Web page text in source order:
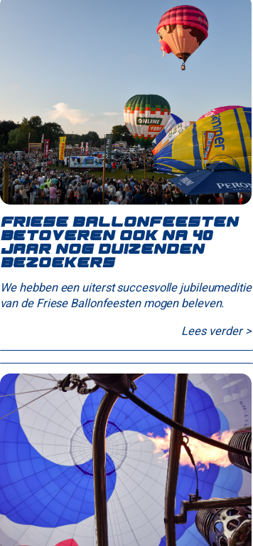
Friese Ballonfeesten
betoveren ook na 40
jaar nog duizenden
bezoekers
We hebben een uiterst succesvolle jubileumeditie
van de Friese Ballonfeesten mogen beleven.
Lees verder >